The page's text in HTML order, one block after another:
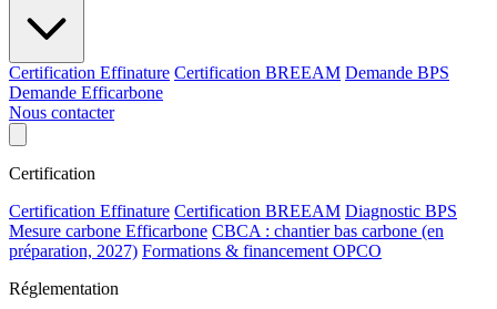
Certification Effinature Certification BREEAM Demande BPS
Demande Efficarbone
Nous contacter
Certification
Certification Effinature Certification BREEAM Diagnostic BPS
Mesure carbone Efficarbone CBCA : chantier bas carbone (en
préparation, 2027) Formations & financement OPCO
Réglementation